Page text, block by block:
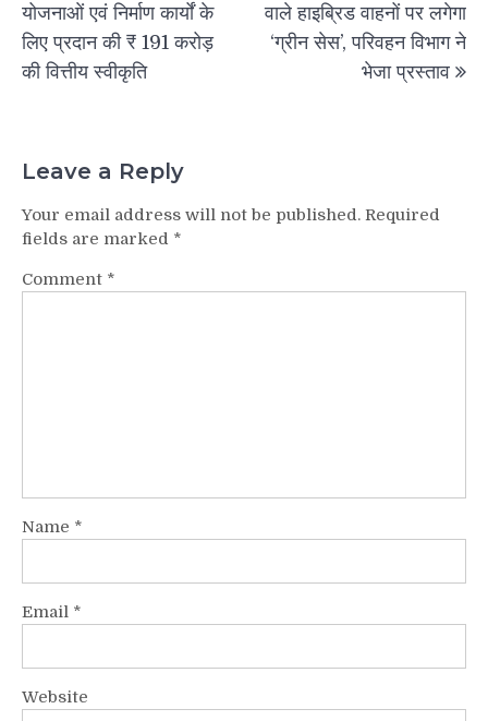
योजनाओं एवं निर्माण कार्यों के
लिए प्रदान की ₹ 191 करोड़
की वित्तीय स्वीकृति
वाले हाइब्रिड वाहनों पर लगेगा
‘ग्रीन सेस’, परिवहन विभाग ने
भेजा प्रस्ताव
Leave a Reply
Your email address will not be published. Required
fields are marked *
Comment *
Name *
Email *
Website